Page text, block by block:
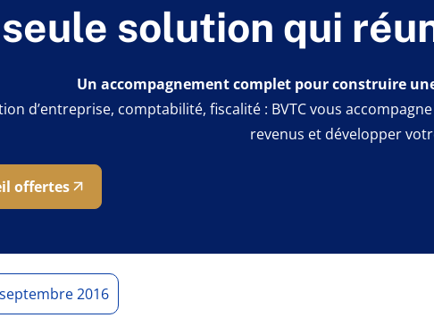
solution qui
Un accompagnement complet pour construire
d’entreprise, comptabilité, fiscalité : BVTC vous
revenus et développer
offertes
2016